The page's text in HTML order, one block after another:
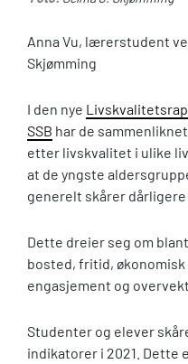
Anna Vu, lærerstudent
Skjømming
I den nye
SSB har de
etter livskvalitet i ulike
at de yngste
generelt skårer
Dette dreier seg om
bosted, fritid,
engasjement og
Studenter og elever
indikatorer i 2021. Dette